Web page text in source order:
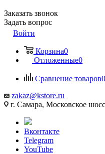
Заказать звонок
Задать вопрос
Войти
Корзина0
Отложенные0
Сравнение товаров0
zakaz@kstore.ru
г. Самара, Московское
Вконтакте
Telegram
YouTube